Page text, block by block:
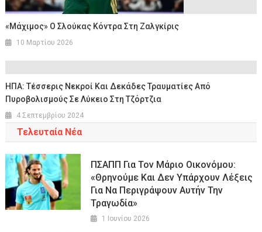
«Μάχιμος» Ο Σλούκας Κόντρα Στη Ζαλγκίρις
10 Μαρτίου 2026
ΗΠΑ: Τέσσερις Νεκροί Και Δεκάδες Τραυματίες Από
Πυροβολισμούς Σε Λύκειο Στη Τζόρτζια
4 Σεπτεμβρίου 2024
Τελευταία Νέα
ΠΣΑΠΠ Για Τον Μάριο Οικονόμου:
«Θρηνούμε Και Δεν Υπάρχουν Λέξεις
Για Να Περιγράψουν Αυτήν Την
Τραγωδία»
1 Ιουνίου 2026